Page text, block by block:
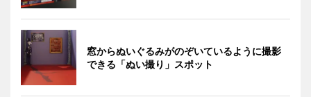
窓からぬいぐるみがのぞいているように撮影
できる「ぬい撮り」スポット